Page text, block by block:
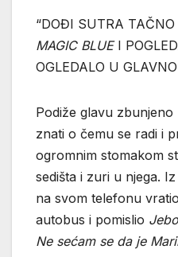
“DOĐI SUTRA
MAGIC BLUEI
OGLEDALO U
Podiže glavu
znati o čemu se radi i
ogromnim stomakom
sedišta i zuri u njega.
na svom telefonu
autobus i pomislio
Ne sećam se da je